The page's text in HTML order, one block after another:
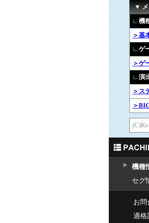
▼ メ
∟機
＞基
∟ゲ
＞ゲ
∟演
＞ス
＞
機種
セグ
お問
適格